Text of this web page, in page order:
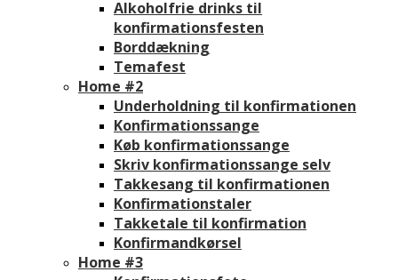
Alkoholfrie drinks til
konfirmationsfesten
Borddækning
Temafest
Home #2
Underholdning til konfirmationen
Konfirmationssange
Køb konfirmationssange
Skriv konfirmationssange selv
Takkesang til konfirmationen
Konfirmationstaler
Takketale til konfirmation
Konfirmandkørsel
Home #3